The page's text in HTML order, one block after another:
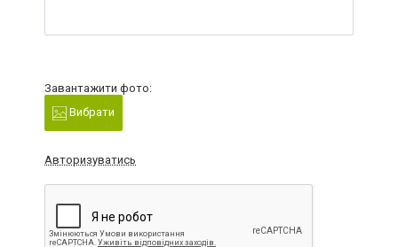
Завантажити фото:
Вибрати
Авторизуватись